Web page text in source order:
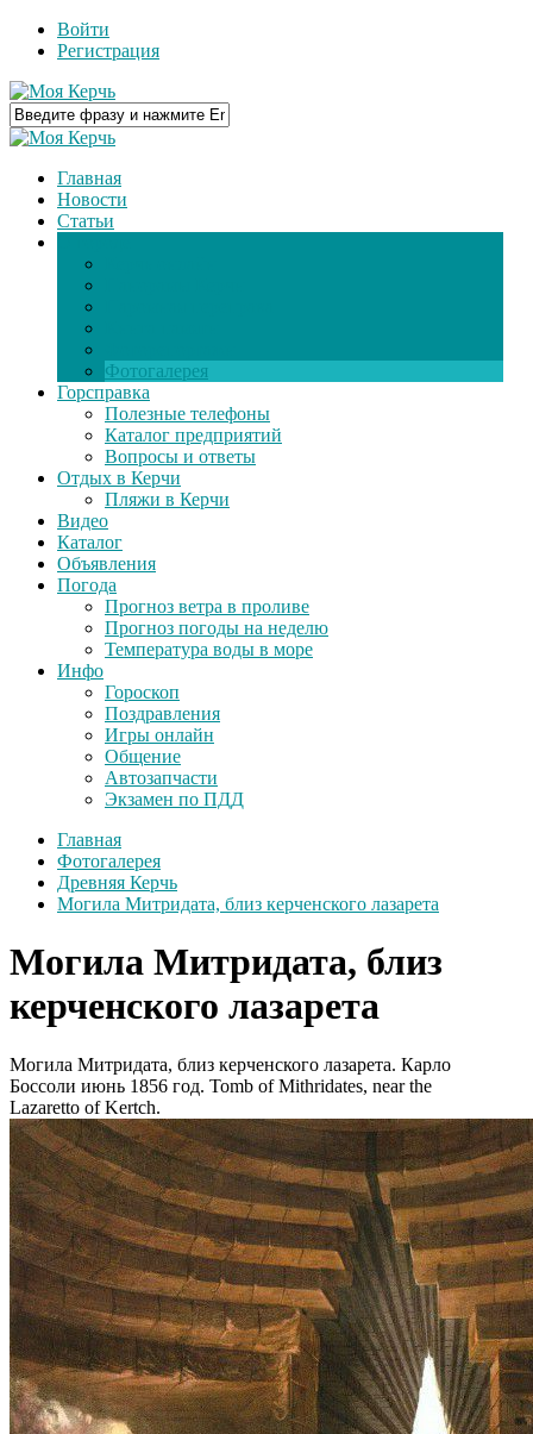
Войти
Регистрация
Главная
Новости
Статьи
Фотогалерея
Горсправка
Полезные телефоны
Каталог предприятий
Вопросы и ответы
Отдых в Керчи
Пляжи в Керчи
Видео
Каталог
Объявления
Погода
Прогноз ветра в проливе
Прогноз погоды на неделю
Температура воды в море
Инфо
Гороскоп
Поздравления
Игры онлайн
Общение
Автозапчасти
Экзамен по ПДД
Главная
Фотогалерея
Древняя Керчь
Могила Митридата, близ керченского лазарета
Могила Митридата, близ
керченского лазарета
Могила Митридата, близ керченского лазарета. Карло
Боссоли июнь 1856 год. Tomb of Mithridates, near the
Lazaretto of Kertch.